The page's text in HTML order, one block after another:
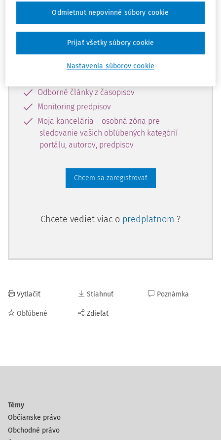
Odomknite si prístup k odbornému
obsahu a získajte prístup na 10 dní
zdarma, stačí sa len zaregistrovať.
Vďaka registrácii získate prístup aj k
vybranému obsahu:
Odborné články z časopisov
Monitoring predpisov
Moja kancelária – osobná zóna pre
sledovanie vašich obľúbených kategórií
portálu, autorov, predpisov
Chcem sa zaregistrovať
Chcete vedieť viac o predplatnom ?
Vytlačiť
Obľúbené
Stiahnuť
Zdieľať
Poznámka
Témy
Občianske právo
Obchodné právo
Nastavenia súborov cookie
Odmietnut nepovinné súbory cookie
Prijať všetky súbory cookie